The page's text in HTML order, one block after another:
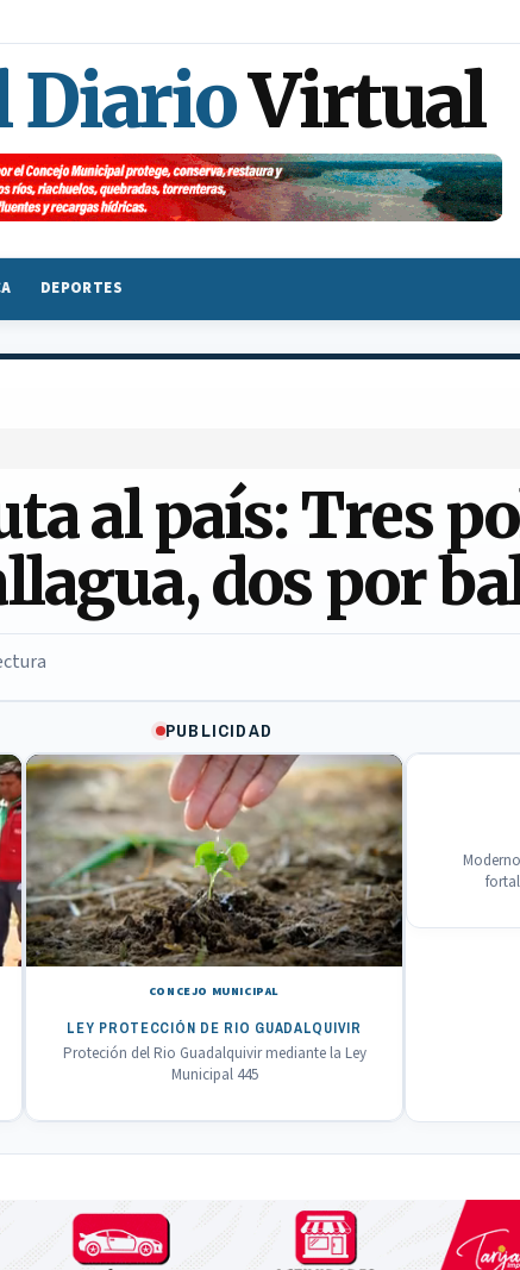
DiarioVirtual
DEPORTES
al país: Tres
dos por
PUBLICIDAD
CONCEJO MUNICIPAL
LEY PROTECCIÓN DE RIO GUADALQUIVIR
Proteción del Rio Guadalquivir mediante la Ley
Municipal 445